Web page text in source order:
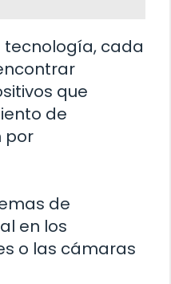
tecnología, cada
que
de
por
de
en los
o las cámaras